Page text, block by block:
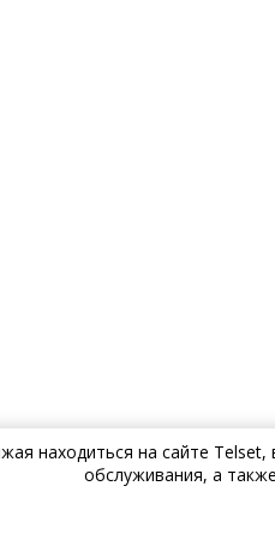
находиться на сайте
обслуживания, а